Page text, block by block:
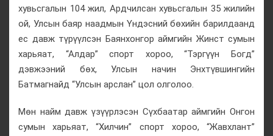
хувьсгалын 104 жил, Ардчилсан хувьсгалын 35 жилийн
ой, Улсын баяр наадмын Үндэсний бөхийн барилдаанд
ес давж түрүүлсэн Баянхонгор аймгийн Жинст сумын
харьяат, “Алдар” спорт хороо, “Тэргүүн Богд”
дэвжээний бөх, Улсын начин Энхтүвшингийн
Батмагнайд “Улсын арслан” цол олголоо.
Мөн найм давж үзүүрлэсэн Сүхбаатар аймгийн Онгон
сумын харьяат, “Хилчин” спорт хороо, “Жавхлант”